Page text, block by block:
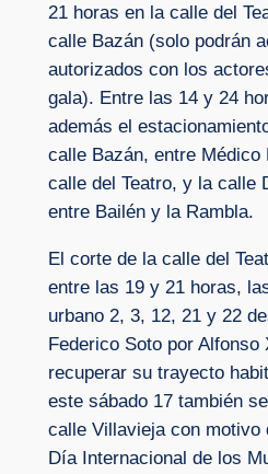
21 horas en la calle del
calle Bazán (solo podrán
autorizados con los
gala). Entre las 14 y 24
además el
calle Bazán, entre
calle del Teatro, y la calle
entre Bailén y la Rambla.
El corte de la calle del
entre las 19 y 21 horas,
urbano 2, 3, 12, 21 y 22
Federico Soto por Alfonso
recuperar su trayecto
este sábado 17 también
calle Villavieja con motivo
Día Internacional de los